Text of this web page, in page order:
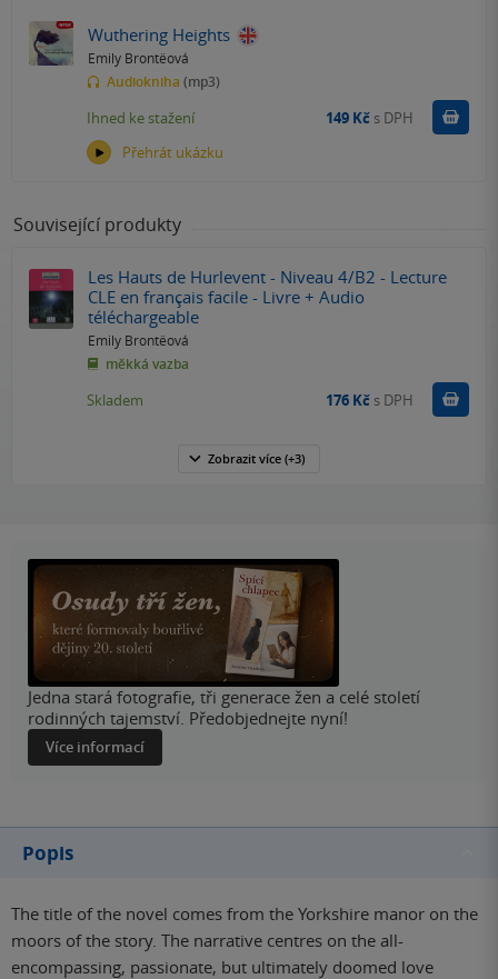
Wuthering Heights
Emily Brontëová
Audiokniha (mp3)
Přehrát ukázku
Ihned ke stažení 149 Kč s DPH Koupit
Související produkty
Les Hauts de Hurlevent - Niveau 4/B2 - Lecture
CLE en français facile - Livre + Audio
téléchargeable
Emily Brontëová
měkká vazba
Skladem 176 Kč s DPH
Zobrazit více (+3)
Jedna stará fotografie, tři generace žen a celé století
rodinných tajemství. Předobjednejte nyní!
Více informací
Popis
The title of the novel comes from the Yorkshire manor on the
moors of the story. The narrative centres on the all-
encompassing, passionate, but ultimately doomed love